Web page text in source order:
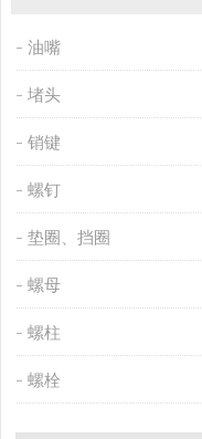
油嘴
堵头
销键
螺钉
垫圈、挡圈
螺母
螺柱
螺栓